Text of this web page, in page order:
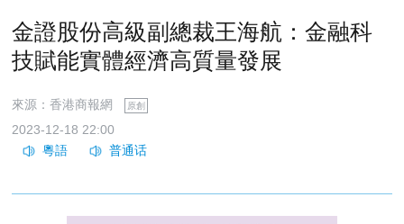
金證股份高級副總裁王海航：金融科
技賦能實體經濟高質量發展
來源：香港商報網 原創
2023-12-18 22:00